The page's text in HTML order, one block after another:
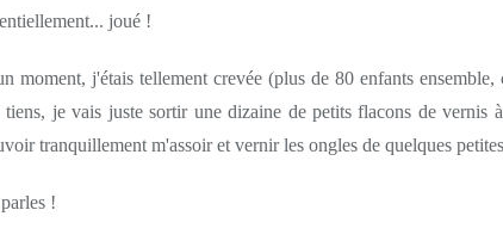
joué !
moment, j'étais tellement crevée (plus de 80 enfants
tiens, je vais juste sortir une dizaine de petits flacons de vernis
tranquillement m'assoir et vernir les ongles de quelques
!